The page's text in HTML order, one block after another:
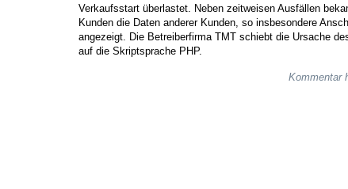
Verkaufsstart überlastet. Neben zeitweisen Ausfällen
Kunden die Daten anderer Kunden, so insbesondere
angezeigt. Die Betreiberfirma TMT schiebt die Ursache
auf die Skriptsprache PHP.
Kommentar